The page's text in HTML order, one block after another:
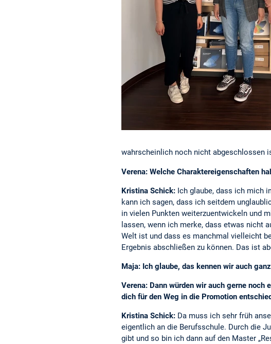
wahrscheinlich noch nicht abgeschlossen
Verena: Welche Charaktereigenschaften
Kristina Schick: Ich glaube, dass ich mich
kann ich sagen, dass ich seitdem
in vielen Punkten weiterzuentwickeln und
lassen, wenn ich merke, dass etwas nicht
Welt ist und dass es manchmal vielleicht
Ergebnis abschließen zu können. Das ist
Maja: Ich glaube, das kennen wir auch
Verena: Dann würden wir auch gerne
dich für den Weg in die Promotion
Kristina Schick: Da muss ich sehr früh
eigentlich an die Berufsschule. Durch die
gibt und so bin ich dann auf den Master